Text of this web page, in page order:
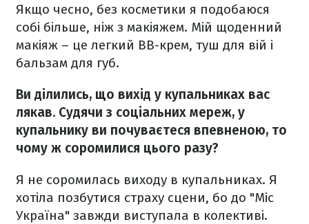
Якщо чесно, без косметики я подобаюся
собі більше, ніж з макіяжем. Мій щоденний
макіяж – це легкий BB-крем, туш для вій і
бальзам для губ.
Ви ділились, що вихід у купальниках вас
лякав. Судячи з соціальних мереж, у
купальнику ви почуваєтеся впевненою, то
чому ж соромилися цього разу?
Я не соромилась виходу в купальниках. Я
хотіла позбутися страху сцени, бо до "Міс
Україна" завжди виступала в колективі.